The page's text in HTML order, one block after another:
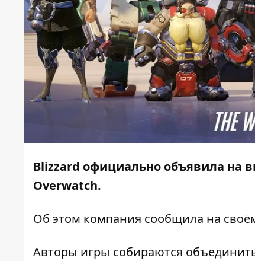
Blizzard официально объявила на
Overwatch.
Об этом компания сообщила на
Авторы игры собираются